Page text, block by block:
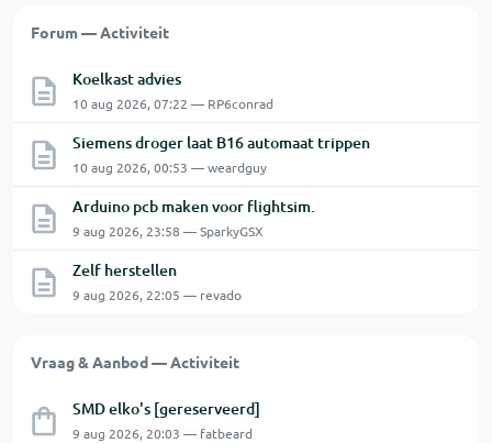
Forum — Activiteit
Koelkast advies
10 aug 2026, 07:22 — RP6conrad
Siemens droger laat B16 automaat trippen
10 aug 2026, 00:53 — weardguy
Arduino pcb maken voor flightsim.
9 aug 2026, 23:58 — SparkyGSX
Zelf herstellen
9 aug 2026, 22:05 — revado
Vraag & Aanbod — Activiteit
SMD elko's [gereserveerd]
9 aug 2026, 20:03 — fatbeard